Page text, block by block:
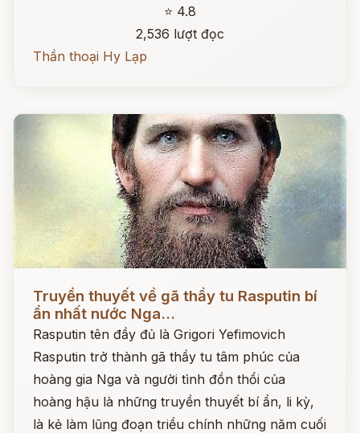
⭐ 4.8
2,536 lượt đọc
Thần thoại Hy Lạp
Đọc ngay
Truyền thuyết về gã thầy tu Rasputin bí
ẩn nhất nước Nga...
Rasputin tên đầy đủ là Grigori Yefimovich
Rasputin trở thành gã thầy tu tâm phúc của
hoàng gia Nga và người tình đồn thổi của
hoàng hậu là những truyền thuyết bí ẩn, li kỳ,
là kẻ làm lũng đoạn triều chính những năm cuối